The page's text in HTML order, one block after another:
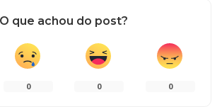
O que achou do post?
0 0 0